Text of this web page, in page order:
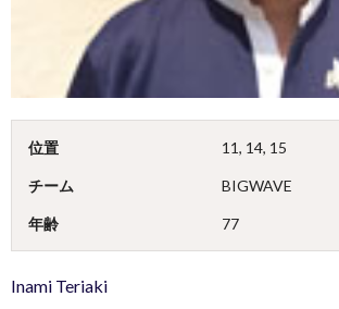
位置 11, 14, 15
チーム BIGWAVE
年齢 77
Inami Teriaki